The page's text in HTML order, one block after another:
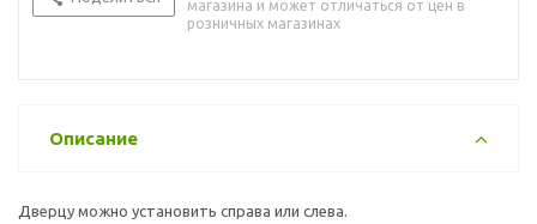
магазина и может отличаться от цен в
розничных магазинах
Описание
Дверцу можно установить справа или слева.